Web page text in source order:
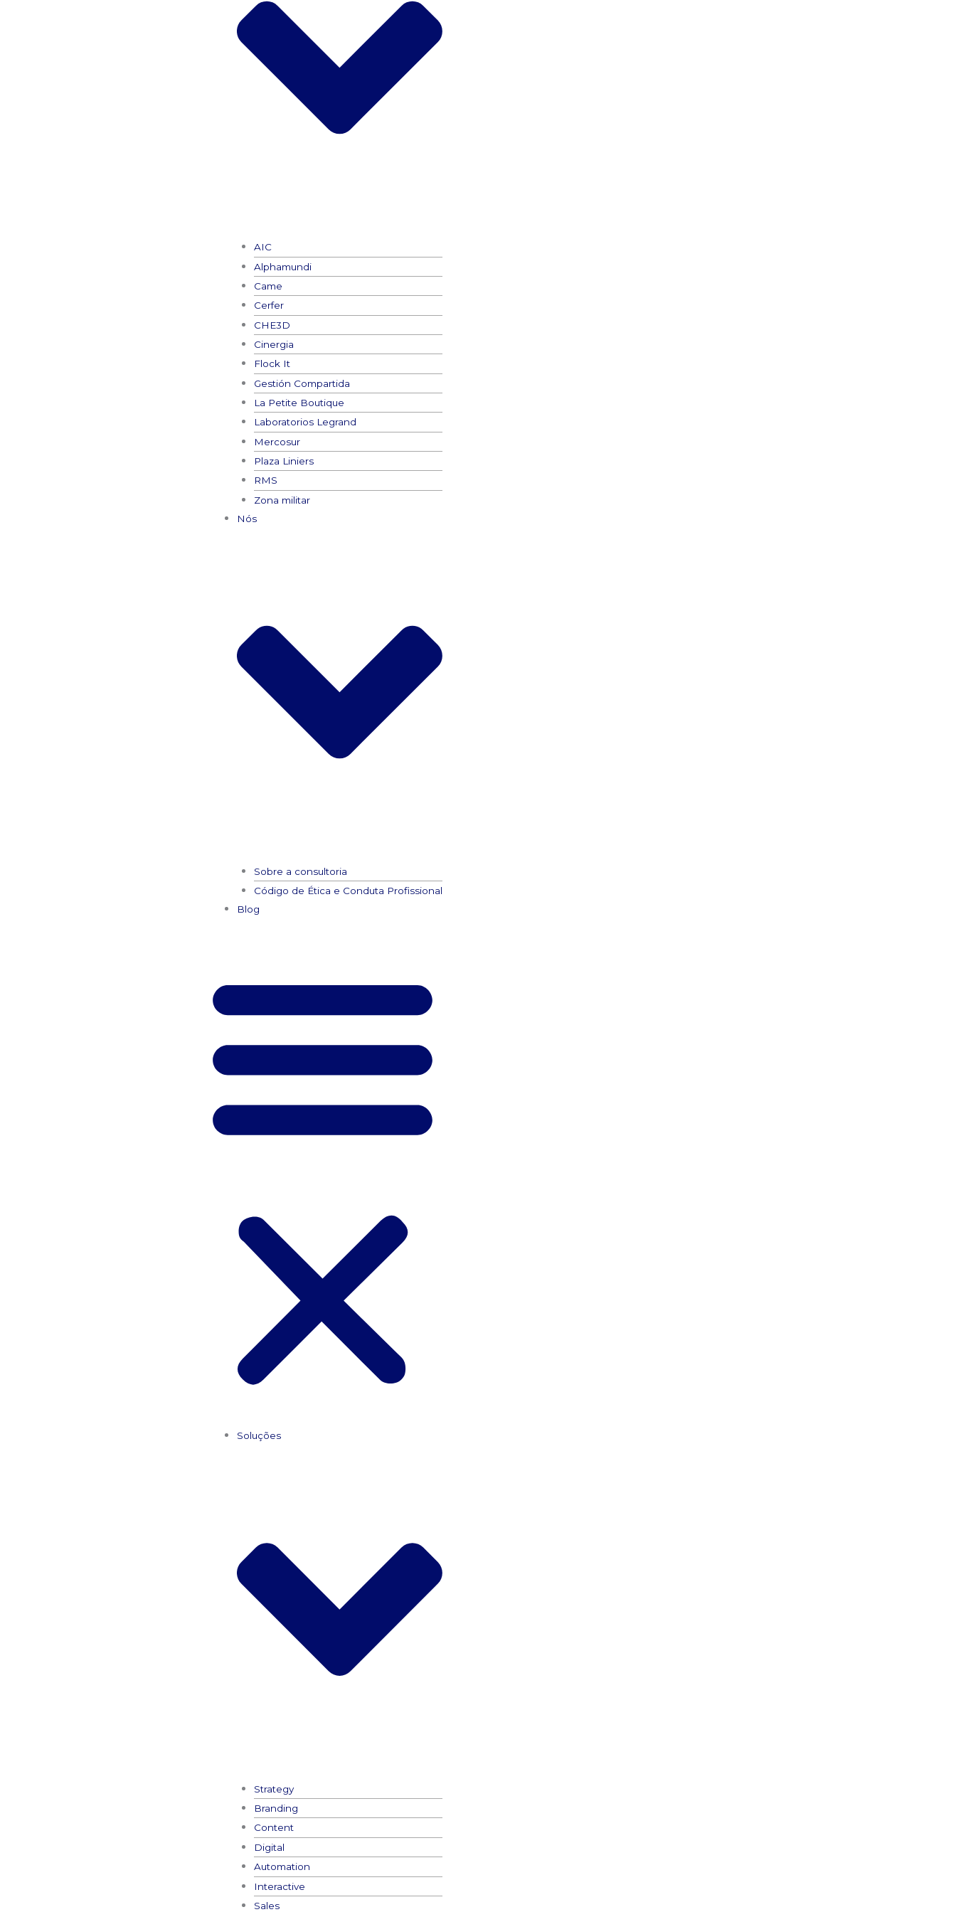
AIC
Alphamundi
Came
Cerfer
CHE3D
Cinergia
Flock It
Gestión Compartida
La Petite Boutique
Laboratorios Legrand
Mercosur
Plaza Liniers
RMS
Zona militar
Nós
Sobre a consultoria
Código de Ética e Conduta Profissional
Blog
Soluções
Strategy
Branding
Content
Digital
Automation
Interactive
Sales